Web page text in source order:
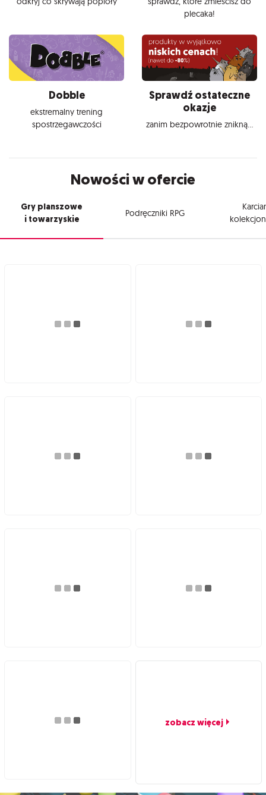
plecaka!
Dobble
ekstremalny trening
spostrzegawczości
Sprawdź ostateczne
okazje
zanim bezpowrotnie znikną...
Nowości w ofercie
Gry planszowe
i towarzyskie
Podręczniki RPG
zobacz więcej